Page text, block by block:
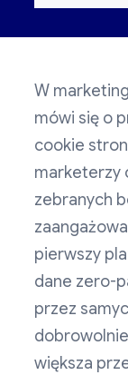
W
mówi się o
cookie
marketerzy
zebranych
pierwszy
dane zero-
przez
większa